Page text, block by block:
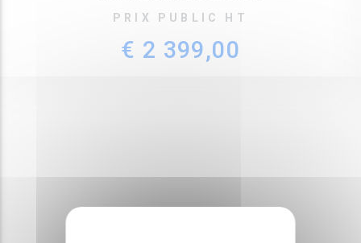
PRIX PUBLIC HT
€ 2 399,00